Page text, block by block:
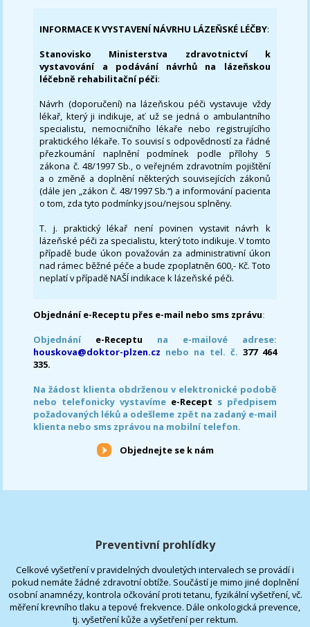
INFORMACE K VYSTAVENÍ NÁVRHU LÁZEŇSKÉ LÉČBY:
Stanovisko Ministerstva zdravotnictví k
vystavování a podávání návrhů na lázeňskou
léčebně rehabilitační péči:
Návrh (doporučení) na lázeňskou péči vystavuje vždy
lékař, který ji indikuje, ať už se jedná o ambulantního
specialistu, nemocničního lékaře nebo registrujícího
praktického lékaře. To souvisí s odpovědností za řádné
přezkoumání naplnění podmínek podle přílohy 5
zákona č. 48/1997 Sb., o veřejném zdravotním pojištění
a o změně a doplnění některých souvisejících zákonů
(dále jen „zákon č. 48/1997 Sb.“) a informování pacienta
o tom, zda tyto podmínky jsou/nejsou splněny.
T. j. praktický lékař není povinen vystavit návrh k
lázeňské péči za specialistu, který toto indikuje. V tomto
případě bude úkon považován za administrativní úkon
nad rámec běžné péče a bude zpoplatněn 600,- Kč. Toto
neplatí v případě NAŠÍ indikace k lázeňské péči.
Objednání e-Receptu přes e-mail nebo sms zprávu:
Objednání e-Receptu na e-mailové adrese:
houskova@doktor-plzen.cz nebo na tel. č. 377 464
335.
Na žádost klienta obdrženou v elektronické podobě
nebo telefonicky vystavíme e-Recept s předpisem
požadovaných léků a odešleme zpět na zadaný e-mail
klienta nebo sms zprávou na mobilní telefon.
Objednejte se k nám
Preventivní prohlídky
Celkové vyšetření v pravidelných dvouletých intervalech se provádí i
pokud nemáte žádné zdravotní obtíže. Součástí je mimo jiné doplnění
osobní anamnézy, kontrola očkování proti tetanu, fyzikální vyšetření, vč.
měření krevního tlaku a tepové frekvence. Dále onkologická prevence,
tj. vyšetření kůže a vyšetření per rektum.